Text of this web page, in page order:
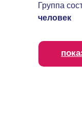
Группа
человек